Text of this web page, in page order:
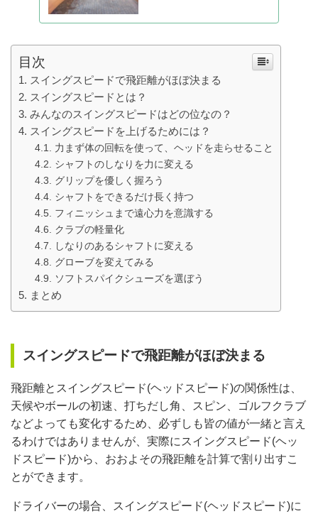
目次
スイングスピードで飛距離がほぼ決まる
スイングスピードとは？
みんなのスイングスピードはどの位なの？
スイングスピードを上げるためには？
力まず体の回転を使って、ヘッドを走らせること
シャフトのしなりを力に変える
グリップを優しく握ろう
シャフトをできるだけ長く持つ
フィニッシュまで遠心力を意識する
クラブの軽量化
しなりのあるシャフトに変える
グローブを変えてみる
ソフトスパイクシューズを選ぼう
まとめ
スイングスピードで飛距離がほぼ決まる
飛距離とスイングスピード(ヘッドスピード)の関係性は、
天候やボールの初速、打ちだし角、スピン、ゴルフクラブ
などよっても変化するため、必ずしも皆の値が一緒と言え
るわけではありませんが、実際にスイングスピード(ヘッ
ドスピード)から、おおよその飛距離を計算で割り出すこ
とができます。
ドライバーの場合、スイングスピード(ヘッドスピード)に